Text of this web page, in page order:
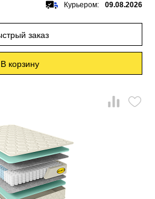
Курьером: 09.08.2026
заказ
В корзину